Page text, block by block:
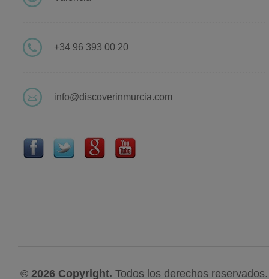
+34 96 393 00 20
info@discoverinmurcia.com
© 2026 Copyright. Todos los derechos reservados.